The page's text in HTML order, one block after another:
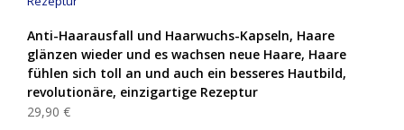
Anti-Haarausfall und Haarwuchs-Kapseln, Haare
glänzen wieder und es wachsen neue Haare, Haare
fühlen sich toll an und auch ein besseres Hautbild,
revolutionäre, einzigartige Rezeptur
29,90 €